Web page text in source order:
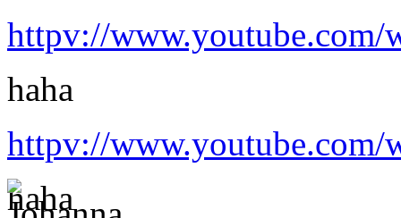
httpv://www.youtube.com/
haha
httpv://
haha